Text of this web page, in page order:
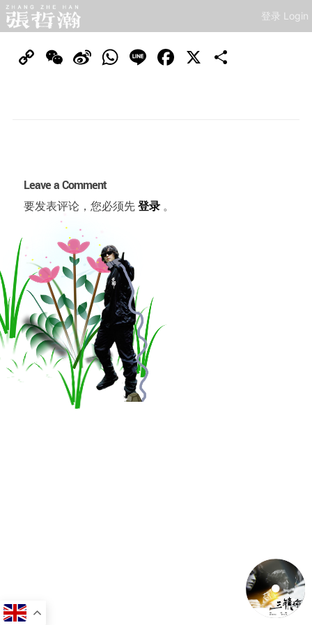
登录 Login
CopyWeChat
SinaWhatsApp
Line Facebook
X
Leave a Comment
要发表评论，您必须先 登录 。